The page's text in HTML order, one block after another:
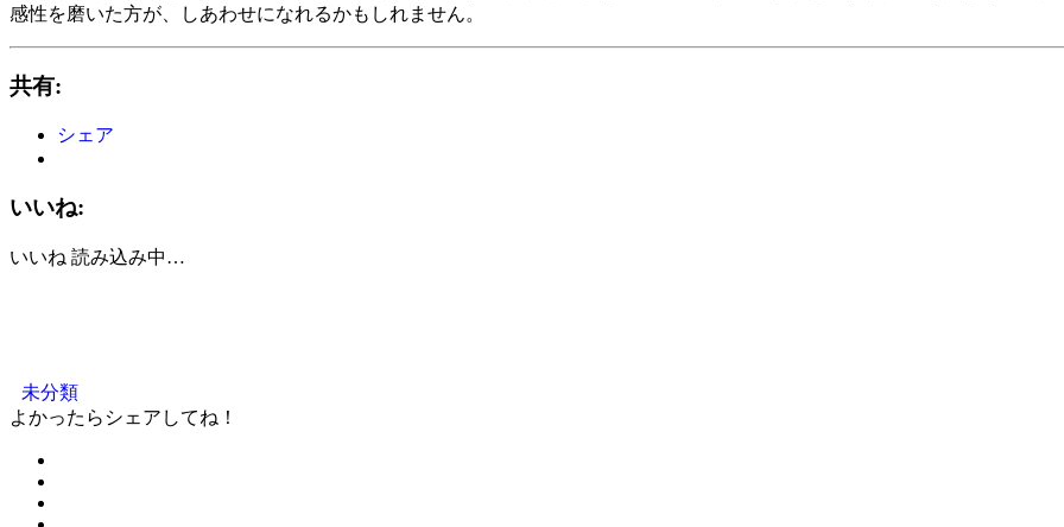
感性を磨いた方が、しあわせになれるかもしれません。
共有:
シェア
いいね:
いいね 読み込み中…
未分類
よかったらシェアしてね！